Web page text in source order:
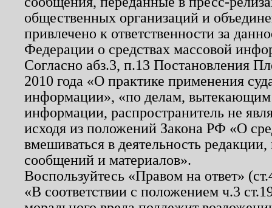
общественных организаций и
привлечено к ответственности за
Федерации о средствах массовой
Согласно абз.3, п.13 Постановления
2010 года «О практике применения
информации», «по делам, вытекающим
информации, распространитель не
исходя из положений Закона РФ «О
вмешиваться в деятельность
сообщений и материалов».
Воспользуйтесь «Правом на ответ»
«В соответствии с положением ч.3